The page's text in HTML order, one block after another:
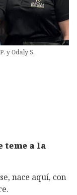
y Odaly S.
teme a la
nace aquí, con